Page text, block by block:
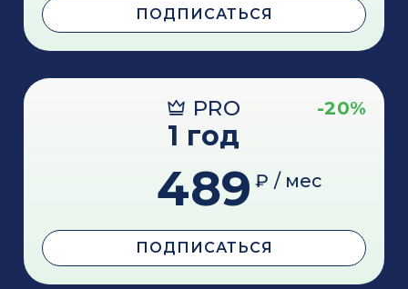
ПОДПИСАТЬСЯ
PRO -20%
1 год
489 ₽ / мес
ПОДПИСАТЬСЯ